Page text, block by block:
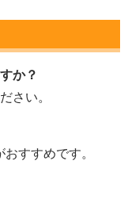
か？
さい。
すすめです。